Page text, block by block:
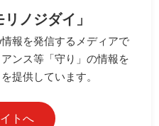
ノジダイ」
報を発信するメディアで
ンス等「守り」の情報を
提供しています。
トへ